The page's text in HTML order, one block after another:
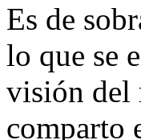
Es de
lo que se
visión del
comparto